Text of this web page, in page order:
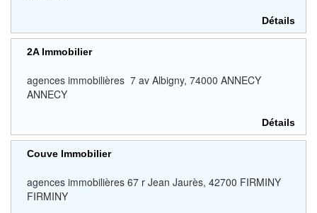
Détails
2A Immobilier
agences immobilières 7 av Albigny, 74000 ANNECY
ANNECY
Détails
Couve Immobilier
agences immobilières 67 r Jean Jaurès, 42700 FIRMINY
FIRMINY